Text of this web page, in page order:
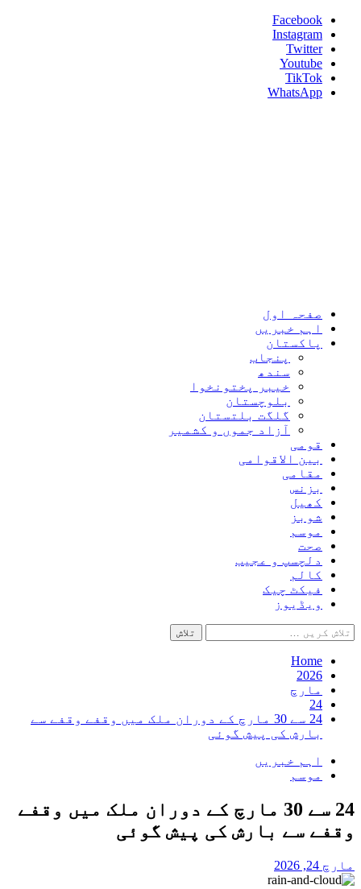
Skip
content
Facebook
Instagram
Twitter
Youtube
TikTok
WhatsApp
صفحہ اول
اہم خبریں
پاکستان
پنجاب
سندھ
خیبر پختونخوا
بلوچستان
گلگت بلتستان
آزاد جموں و کشمیر
قومی
بین الاقوامی
مقامی
بزنس
کھیل
شوبز
موسم
صحت
دلچسپ و عجیب
کالم
فیکٹ چیک
ویڈیوز
تلاش
کریں
برائے:Home
2026
مارچ
24
24 سے 30 مارچ کے دوران ملک میں وقفے وقفے سے
بارش کی پیش گوئی
اہم خبریں
موسم
24 سے 30 مارچ کے دوران ملک میں وقفے
وقفے سے بارش کی پیش گوئی
مارچ 24, 2026